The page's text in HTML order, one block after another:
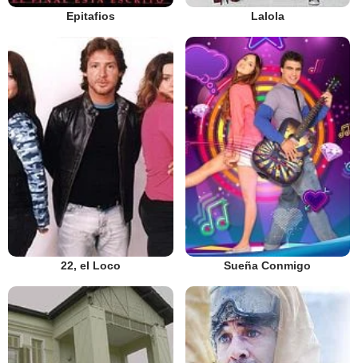
Epitafios Lalola
22, el Loco Sueña Conmigo